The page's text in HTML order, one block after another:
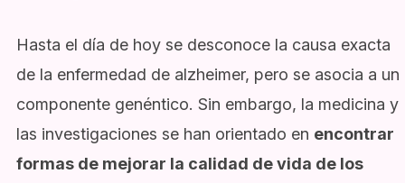
Hasta el día de hoy se desconoce la causa exacta
de la enfermedad de alzheimer, pero se asocia a un
componente genéntico. Sin embargo, la medicina y
las investigaciones se han orientado en encontrar
formas de mejorar la calidad de vida de los